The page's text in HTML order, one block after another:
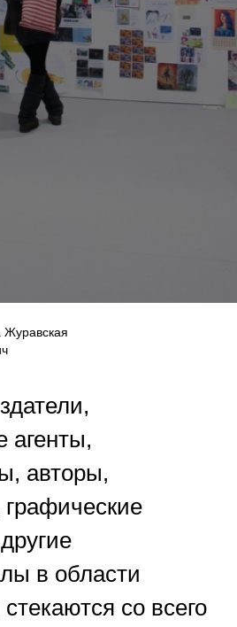
Журавская
агенты,
авторы,
в области
со всего